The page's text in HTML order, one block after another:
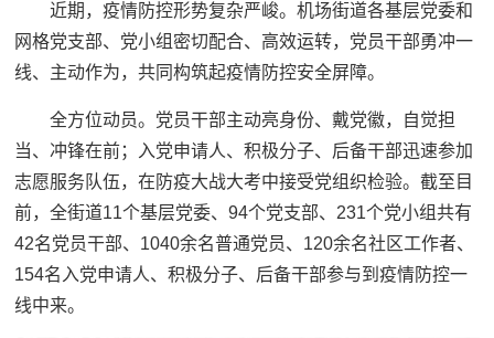
近期，疫情防控形势复杂严峻。机场街道各基层党委和
网格党支部、党小组密切配合、高效运转，党员干部勇冲一
线、主动作为，共同构筑起疫情防控安全屏障。
全方位动员。党员干部主动亮身份、戴党徽，自觉担
当、冲锋在前；入党申请人、积极分子、后备干部迅速参加
志愿服务队伍，在防疫大战大考中接受党组织检验。截至目
前，全街道11个基层党委、94个党支部、231个党小组共有
42名党员干部、1040余名普通党员、120余名社区工作者、
154名入党申请人、积极分子、后备干部参与到疫情防控一
线中来。